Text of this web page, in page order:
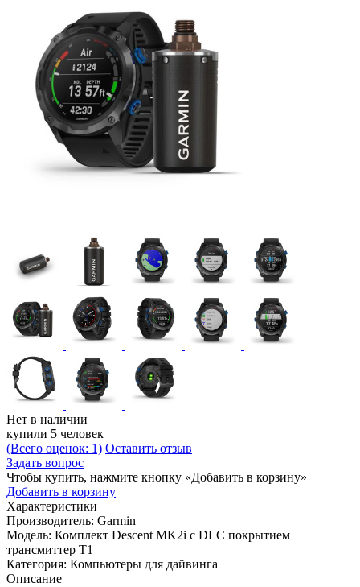
Нет в наличии
купили 5 человек
(Всего оценок: 1) Оставить отзыв
Задать вопрос
Чтобы купить, нажмите кнопку «Добавить в корзину»
Добавить в корзину
Характеристики
Производитель: Garmin
Модель: Комплект Descent MK2i с DLC покрытием +
трансмиттер T1
Категория: Компьютеры для дайвинга
Описание